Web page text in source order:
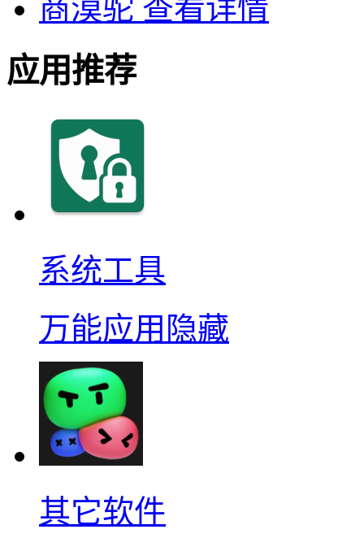
商漠驼 查看详情
应用推荐
系统工具
万能应用隐藏
其它软件